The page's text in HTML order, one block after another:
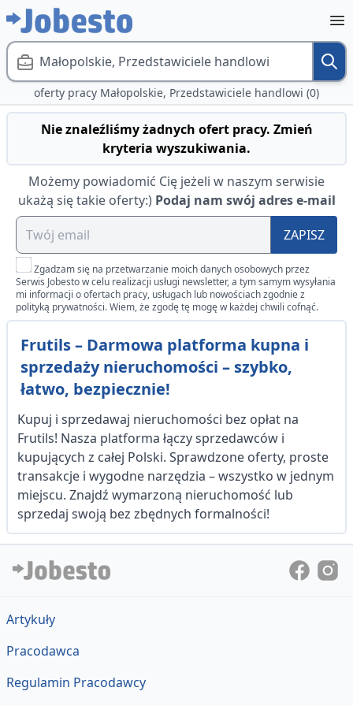
Małopolskie, Przedstawiciele handlowi
oferty pracy Małopolskie, Przedstawiciele handlowi (0)
Nie znaleźliśmy żadnych ofert pracy. Zmień
kryteria wyszukiwania.
Możemy powiadomić Cię jeżeli w naszym serwisie
ukażą się takie oferty:) Podaj nam swój adres e-mail
ZAPISZ
Zgadzam się na przetwarzanie moich danych osobowych przez
Serwis Jobesto w celu realizacji usługi newsletter, a tym samym wysyłania
mi informacji o ofertach pracy, usługach lub nowościach zgodnie z
polityką prywatności. Wiem, że zgodę tę mogę w każdej chwili cofnąć.
Frutils – Darmowa platforma kupna i
sprzedaży nieruchomości – szybko,
łatwo, bezpiecznie!
Kupuj i sprzedawaj nieruchomości bez opłat na
Frutils! Nasza platforma łączy sprzedawców i
kupujących z całej Polski. Sprawdzone oferty, proste
transakcje i wygodne narzędzia – wszystko w jednym
miejscu. Znajdź wymarzoną nieruchomość lub
sprzedaj swoją bez zbędnych formalności!
Artykuły
Pracodawca
Regulamin Pracodawcy